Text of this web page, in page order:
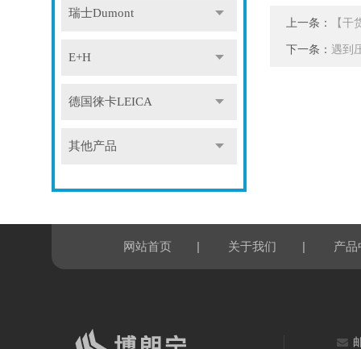
瑞士Dumont
E+H
德国徕卡LEICA
其他产品
上一条： 【干
下一条： 遇到
网站首页 | 关于我们 | 产品